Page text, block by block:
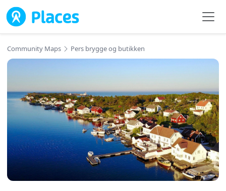
Skip to main content
Community Maps Pers brygge og butikken